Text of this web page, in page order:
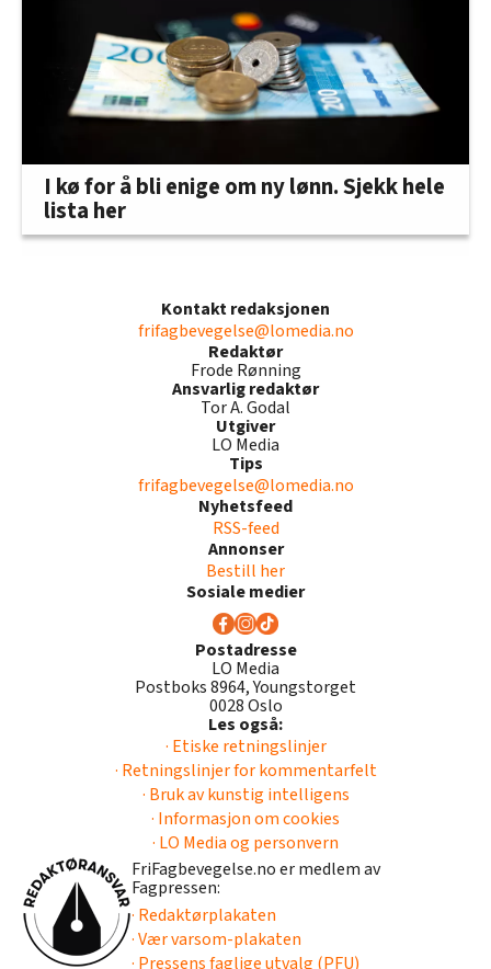
I kø for å bli enige om ny lønn. Sjekk hele
lista her
Kontakt redaksjonen
frifagbevegelse@lomedia.no
Redaktør
Frode Rønning
Ansvarlig redaktør
Tor A. Godal
Utgiver
LO Media
Tips
frifagbevegelse@lomedia.no
Nyhetsfeed
RSS-feed
Annonser
Bestill her
Sosiale medier
Postadresse
LO Media
Postboks 8964, Youngstorget
0028 Oslo
Les også:
· Etiske retningslinjer
· Retningslinjer for kommentarfelt
· Bruk av kunstig intelligens
· Informasjon om cookies
· LO Media og personvern
FriFagbevegelse.no er medlem av
Fagpressen:
· Redaktørplakaten
· Vær varsom-plakaten
· Pressens faglige utvalg (PFU)